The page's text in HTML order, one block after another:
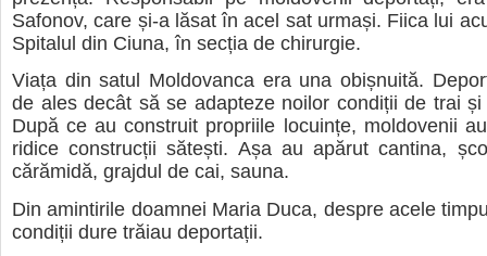
Safonov, care și-a lăsat în acel sat urmași. Fiica lui
Spitalul din Ciuna, în secția de chirurgie.
Viața din satul Moldovanca era una obișnuită.
de ales decât să se adapteze noilor condiții de trai
După ce au construit propriile locuințe, moldovenii
ridice construcții sătești. Așa au apărut cantina,
cărămidă, grajdul de cai, sauna.
Din amintirile doamnei Maria Duca, despre acele
condiții dure trăiau deportații.